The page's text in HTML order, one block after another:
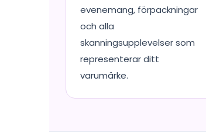
evenemang, förpackningar
och alla
skanningsupplevelser som
representerar ditt
varumärke.